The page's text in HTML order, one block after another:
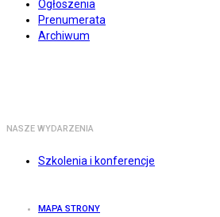
Ogłoszenia
Prenumerata
Archiwum
NASZE WYDARZENIA
Szkolenia i konferencje
MAPA STRONY